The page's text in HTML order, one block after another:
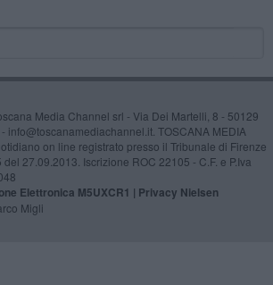
Media Channel srl - Via Dei Martelli, 8 - 50129
info@toscanamediachannel.it. TOSCANA MEDIA
on line registrato presso il Tribunale di Firenze
del 27.09.2013. Iscrizione ROC 22105 - C.F. e P.Iva
Elettronica M5UXCR1 | Privacy Nielsen
Migli